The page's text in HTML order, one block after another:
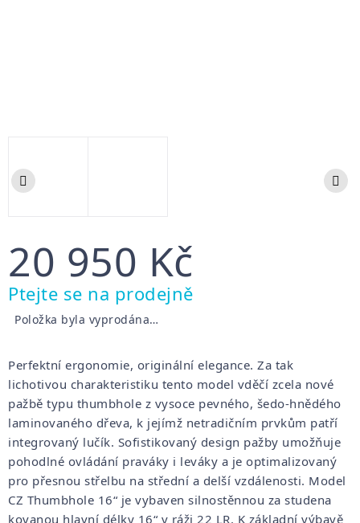
20 950 Kč
Měrná
cena:
Ptejte se na prodejně
Položka byla vyprodána…
Perfektní ergonomie, originální elegance. Za tak
lichotivou charakteristiku tento model vděčí zcela nové
pažbě typu thumbhole z vysoce pevného, šedo-hnědého
laminovaného dřeva, k jejímž netradičním prvkům patří
integrovaný lučík. Sofistikovaný design pažby umožňuje
pohodlné ovládání praváky i leváky a je optimalizovaný
pro přesnou střelbu na střední a delší vzdálenosti. Model
CZ Thumbhole 16“ je vybaven silnostěnnou za studena
kovanou hlavní délky 16“ v ráži 22 LR. K základní výbavě